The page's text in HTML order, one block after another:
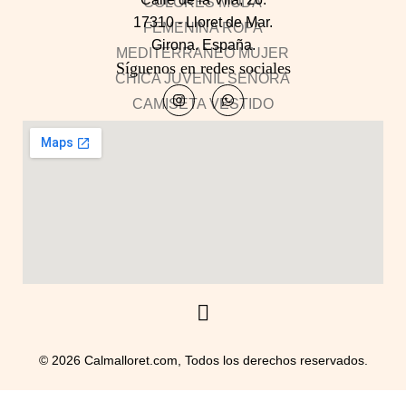
17310 - Lloret de Mar.
Girona. España.
Síguenos en redes sociales
© 2026 Calmalloret.com, Todos los derechos reservados.